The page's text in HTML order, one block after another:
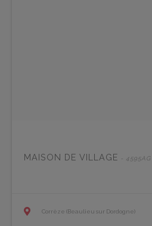
MAISON DE VILLAGE - 4595AG
Corrèze (Beaulieu sur Dordogne)